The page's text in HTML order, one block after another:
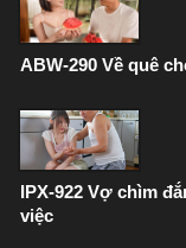
ABW-290 Về quê
IPX-922 Vợ chìm
việc